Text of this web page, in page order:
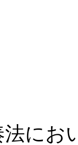
法にお